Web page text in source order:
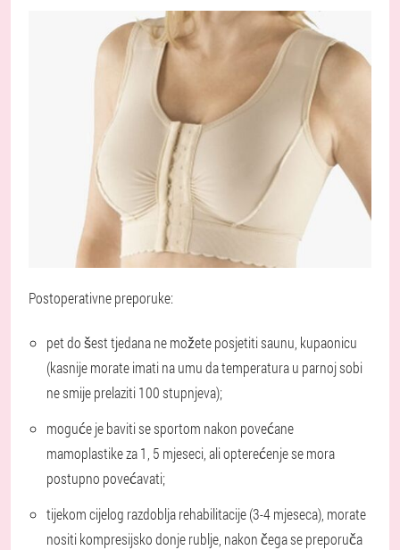
Postoperativne preporuke:
pet do šest tjedana ne možete posjetiti saunu, kupaonicu
(kasnije morate imati na umu da temperatura u parnoj sobi
ne smije prelaziti 100 stupnjeva);
moguće je baviti se sportom nakon povećane
mamoplastike za 1, 5 mjeseci, ali opterećenje se mora
postupno povećavati;
tijekom cijelog razdoblja rehabilitacije (3-4 mjeseca), morate
nositi kompresijsko donje rublje, nakon čega se preporuča